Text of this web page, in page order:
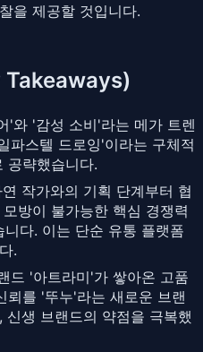
을 제공할 것입니다.
Takeaways)
'와 '감성 소비'라는 메가 트렌
파스텔 드로잉'이라는 구체적
공략했습니다.
작가와의 기획 단계부터 협
방이 불가능한 핵심 경쟁력
다. 이는 단순 유통 플랫폼
.
드 '아트라미'가 쌓아온 고품
뢰를 '뚜누'라는 새로운 브랜
신생 브랜드의 약점을 극복했